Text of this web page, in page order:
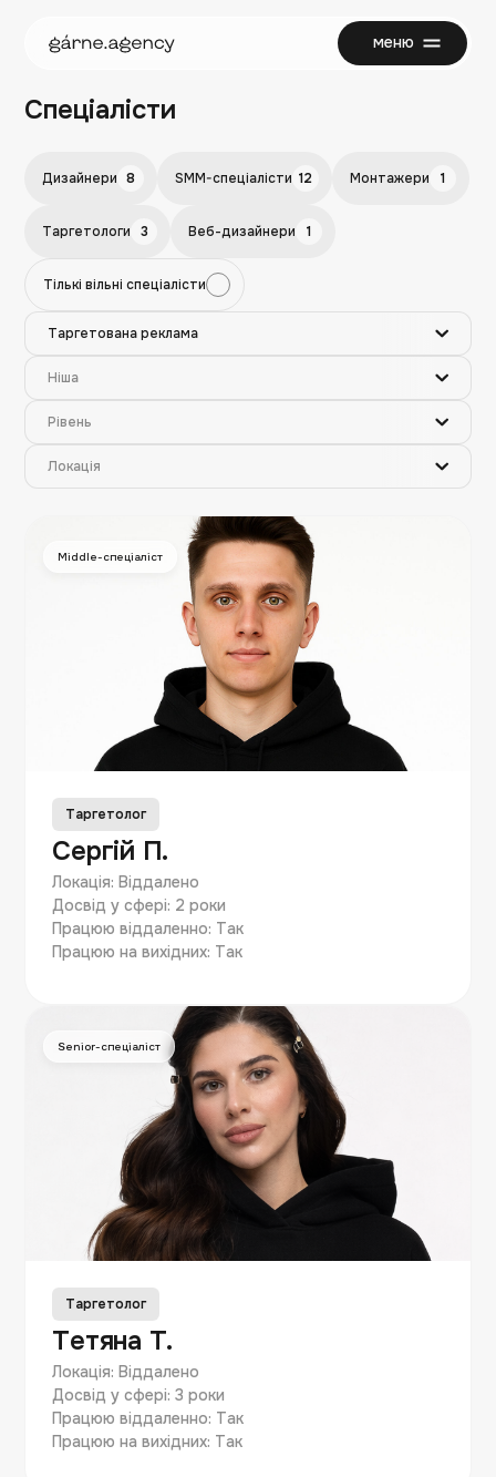
меню
закрити
Cпеціалісти
Дизайнери 8 SMM-спеціалісти 12 Монтажери 1
Таргетологи 3 Веб-дизайнери 1
Тількі вільні спеціалісти
Middle-спеціаліст
Таргетолог
Сергій П.
Локація: Віддалено
Досвід у сфері: 2 роки
Працюю віддаленно: Так
Працюю на вихідних: Так
Senior-спеціаліст
Таргетолог
Тетяна Т.
Локація: Віддалено
Досвід у сфері: 3 роки
Працюю віддаленно: Так
Працюю на вихідних: Так